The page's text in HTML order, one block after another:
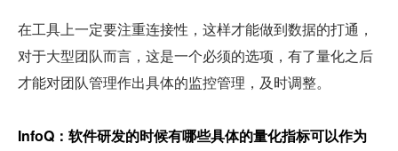
在工具上一定要注重连接性，这样才能做到数据的打通，
对于大型团队而言，这是一个必须的选项，有了量化之后
才能对团队管理作出具体的监控管理，及时调整。
InfoQ：软件研发的时候有哪些具体的量化指标可以作为